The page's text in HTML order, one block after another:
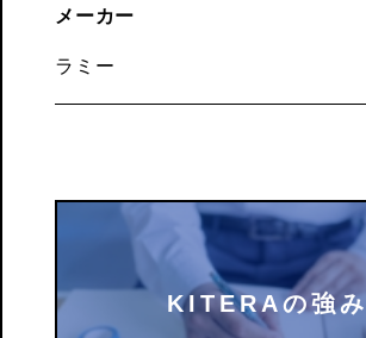
メーカー
ラミー
KITERAの強み